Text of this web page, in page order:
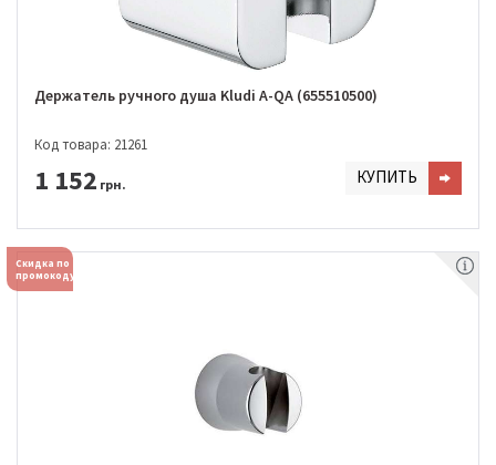
Держатель ручного душа Kludi A-QA (655510500)
Код товара: 21261
1 152 грн. КУПИТЬ
Скидка по
промокоду